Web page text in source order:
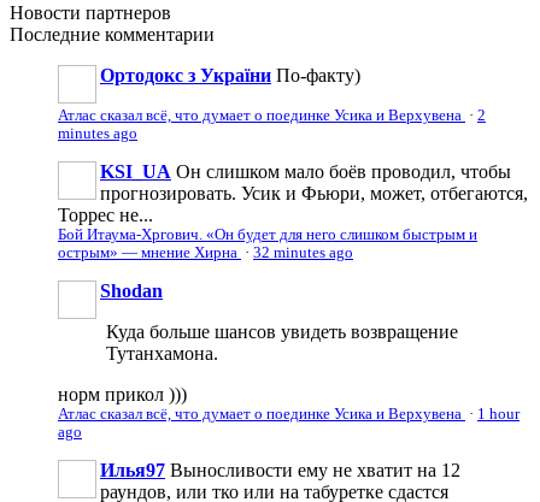
Новости партнеров
Последние комментарии
Ортодокс з України По-факту)
Атлас сказал всё, что думает о поединке Усика и Верхувена · 2
minutes ago
KSI_UA Он слишком мало боёв проводил, чтобы
прогнозировать. Усик и Фьюри, может, отбегаются,
Торрес не...
Бой Итаума-Хргович. «Он будет для него слишком быстрым и
острым» — мнение Хирна · 32 minutes ago
Shodan
Куда больше шансов увидеть возвращение
Тутанхамона.
норм прикол )))
Атлас сказал всё, что думает о поединке Усика и Верхувена · 1 hour
ago
Илья97 Выносливости ему не хватит на 12
раундов, или тко или на табуретке сдастся